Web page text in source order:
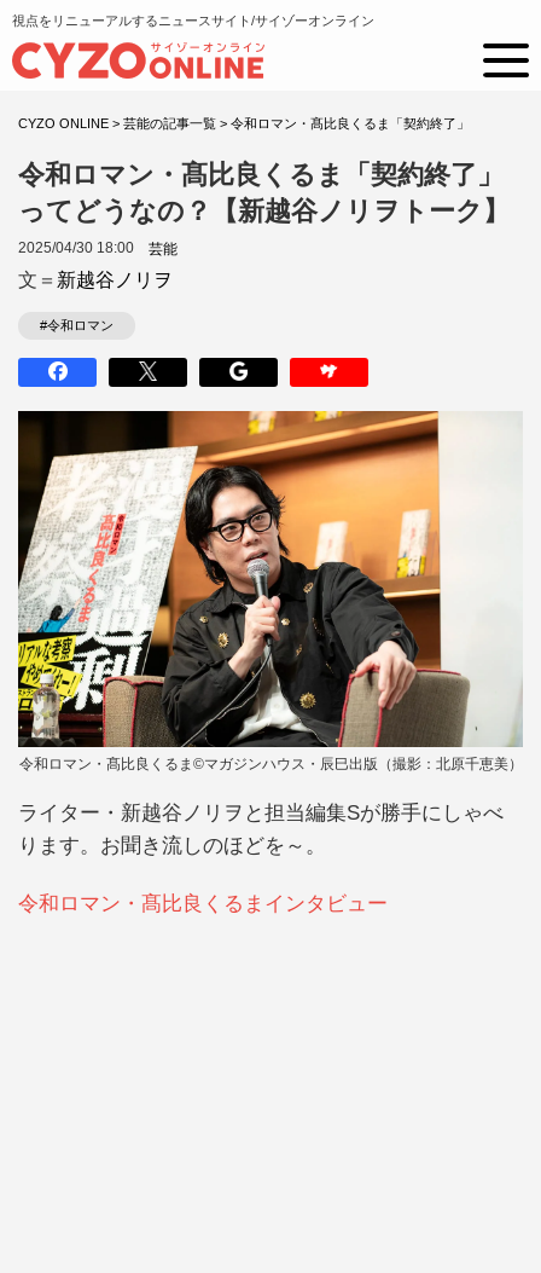
視点をリニューアルするニュースサイト/サイゾーオンライン
CYZO ONLINE > 芸能の記事一覧 > 令和ロマン・髙比良くるま「契約終了」
令和ロマン・髙比良くるま「契約終了」
ってどうなの？【新越谷ノリヲトーク】
2025/04/30 18:00 芸能
文＝ 新越谷ノリヲ
#令和ロマン
令和ロマン・髙比良くるま©マガジンハウス・辰巳出版（撮影：北原千恵美）
ライター・新越谷ノリヲと担当編集Sが勝手にしゃべ
ります。お聞き流しのほどを～。
令和ロマン・髙比良くるまインタビュー